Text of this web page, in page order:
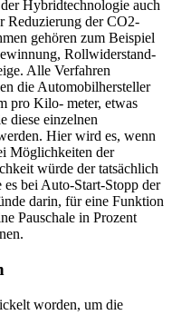
Hybridtechnologie auch
Reduzierung der CO2-
gehören zum Beispiel
Rollwiderstand-
Alle Verfahren
die Automobilhersteller
pro Kilo- meter, etwas
diese einzelnen
Hier wird es, wenn
Möglichkeiten der
würde der tatsächlich
bei Auto-Start-Stopp der
darin, für eine Funktion
Pauschale in Prozent
worden, um die